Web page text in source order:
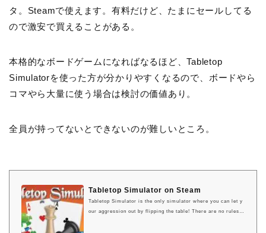
タ。Steamで使えます。有料だけど、たまにセールしてる
ので激安で買えることがある。
本格的なボードゲームになればなるほど、Tabletop
Simulatorを使った方が分かりやすくなるので、ボードやら
コマやら大量に使う場合は検討の価値あり。
全員が持ってないとできないのが難しいところ。
Tabletop Simulator on Steam
Tabletop Simulator is the only simulator where you can let y
our aggression out by flipping the table! There are no rules t